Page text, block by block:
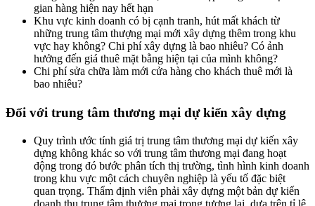
gian hàng hiện nay hết hạn
Khu vực kinh doanh có bị cạnh tranh, hút mất khách từ
những trung tâm thượng mại mới xây dựng thêm trong khu
vực hay không? Chi phí xây dựng là bao nhiêu? Có ảnh
hưởng đến giá thuê mặt bằng hiện tại của mình không?
Chi phí sửa chữa làm mới cửa hàng cho khách thuê mới là
bao nhiêu?
Đối với trung tâm thương mại dự kiến xây dựng
Quy trình ước tính giá trị trung tâm thương mại dự kiến xây
dựng không khác so với trung tâm thương mại đang hoạt
động trong đó bước phân tích thị trường, tình hình kinh doanh
trong khu vực một cách chuyên nghiệp là yếu tố đặc biệt
quan trọng. Thẩm định viên phải xây dựng một bản dự kiến
doanh thu trung tâm thương mại trong tương lai, dựa trên tỉ lệ